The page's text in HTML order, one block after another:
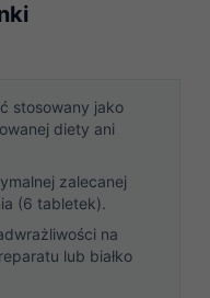
stosowany jako
diety ani
zalecanej
(6 tabletek).
na
lub białko